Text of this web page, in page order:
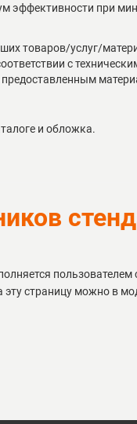
эффективности при
товаров/услуг/
с
и обложка.
эту страницу можно